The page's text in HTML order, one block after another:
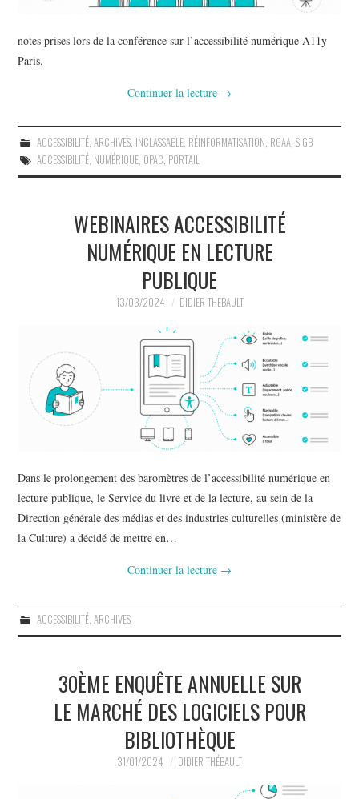
notes prises lors de la conférence sur l’accessibilité numérique A11y
Paris.
Continuer la lecture →
ACCESSIBILITÉ, ARCHIVES, INCLASSABLE, RÉINFORMATISATION, RGAA, SIGB
ACCESSIBILITÉ, NUMÉRIQUE, OPAC, PORTAIL
WEBINAIRES ACCESSIBILITÉ
NUMÉRIQUE EN LECTURE
PUBLIQUE
13/03/2024 DIDIER THÉBAULT
Dans le prolongement des baromètres de l’accessibilité numérique en
lecture publique, le Service du livre et de la lecture, au sein de la
Direction générale des médias et des industries culturelles (ministère de
la Culture) a décidé de mettre en…
Continuer la lecture →
ACCESSIBILITÉ, ARCHIVES
30ÈME ENQUÊTE ANNUELLE SUR
LE MARCHÉ DES LOGICIELS POUR
BIBLIOTHÈQUE
31/01/2024 DIDIER THÉBAULT